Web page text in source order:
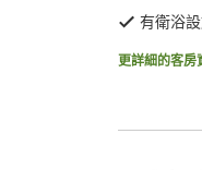
有衛浴
更詳細的客房